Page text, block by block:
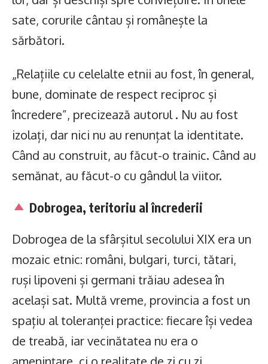
sate, corurile cântau și românește la
sărbători.
„Relațiile cu celelalte etnii au fost, în general,
bune, dominate de respect reciproc și
încredere”, precizează autorul . Nu au fost
izolați, dar nici nu au renunțat la identitate.
Când au construit, au făcut-o trainic. Când au
semănat, au făcut-o cu gândul la viitor.
Dobrogea, teritoriu al încrederii
Dobrogea de la sfârșitul secolului XIX era un
mozaic etnic: români, bulgari, turci, tătari,
ruși lipoveni și germani trăiau adesea în
același sat. Multă vreme, provincia a fost un
spațiu al toleranței practice: fiecare își vedea
de treabă, iar vecinătatea nu era o